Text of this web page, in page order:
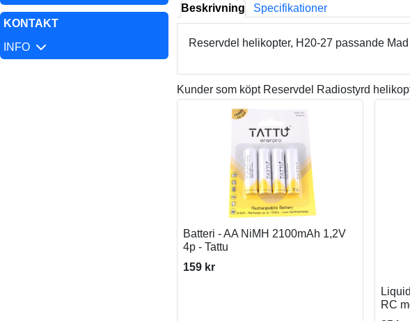
KONTAKT
INFO
Beskrivning Specifikationer
Reservdel helikopter, H20-27 passande
Kunder som köpt Reservdel Radiostyrd
Batteri - AA NiMH 2100mAh 1,2V
4p - Tattu
159 kr
RC